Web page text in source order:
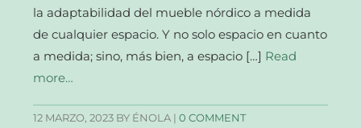
la adaptabilidad del mueble nórdico a medida
de cualquier espacio. Y no solo espacio en cuanto
a medida; sino, más bien, a espacio […] Read
more…
12 MARZO, 2023 BY ÉNOLA |0 COMMENT